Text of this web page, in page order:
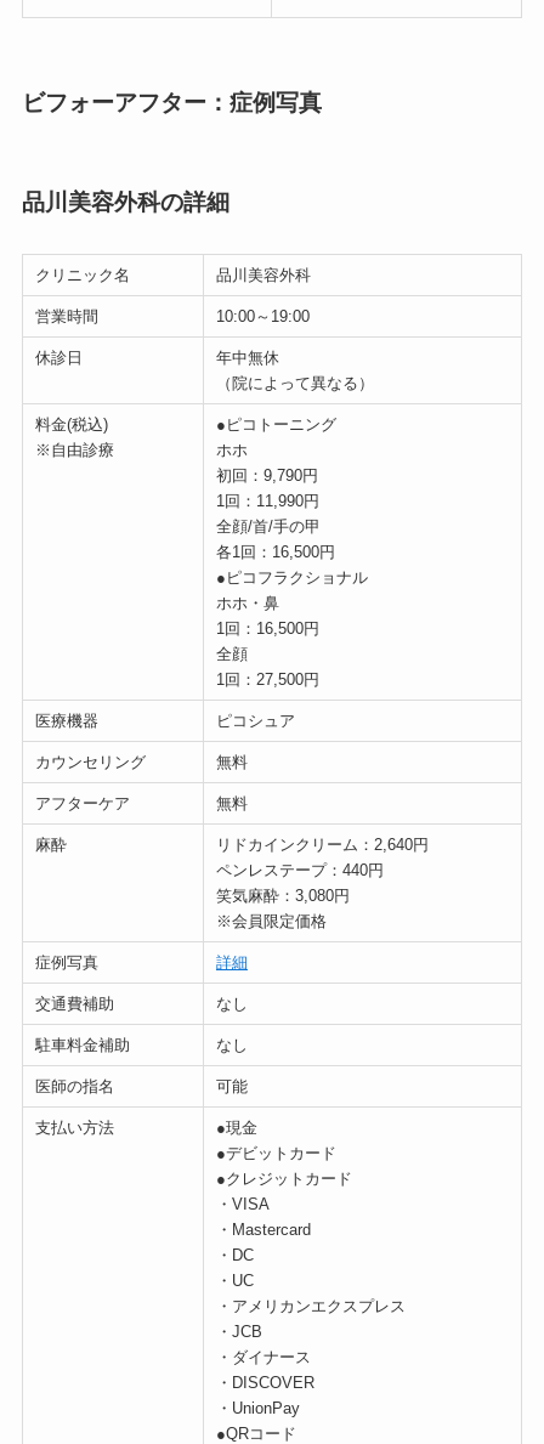
ビフォーアフター：症例写真
品川美容外科の詳細
クリニック名 品川美容外科
営業時間 10:00～19:00
休診日
年中無休
（院によって異なる）
料金(税込)
※自由診療
●ピコトーニング
ホホ
初回：9,790円
1回：11,990円
全顔/首/手の甲
各1回：16,500円
●ピコフラクショナル
ホホ・鼻
1回：16,500円
全顔
1回：27,500円
医療機器 ピコシュア
カウンセリング 無料
アフターケア 無料
麻酔
リドカインクリーム：2,640円
ペンレステープ：440円
笑気麻酔：3,080円
※会員限定価格
症例写真 詳細
交通費補助 なし
駐車料金補助 なし
医師の指名 可能
支払い方法
●現金
●デビットカード
●クレジットカード
・VISA
・Mastercard
・DC
・UC
・アメリカンエクスプレス
・JCB
・ダイナース
・DISCOVER
・UnionPay
●QRコード